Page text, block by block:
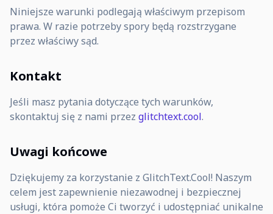
Niniejsze warunki podlegają właściwym przepisom
prawa. W razie potrzeby spory będą rozstrzygane
przez właściwy sąd.
Kontakt
Jeśli masz pytania dotyczące tych warunków,
skontaktuj się z nami przez glitchtext.cool.
Uwagi końcowe
Dziękujemy za korzystanie z GlitchText.Cool! Naszym
celem jest zapewnienie niezawodnej i bezpiecznej
usługi, która pomoże Ci tworzyć i udostępniać unikalne